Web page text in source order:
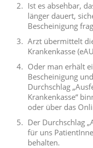
Ist es absehbar,
länger dauert,
Bescheinigung
Arzt übermittelt
Krankenkasse
Oder man erhält
Bescheinigung
Durchschlag
Krankenkasse“
oder über das
Der Durchschlag
für uns
behalten.